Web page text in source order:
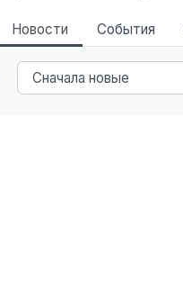
Новости События